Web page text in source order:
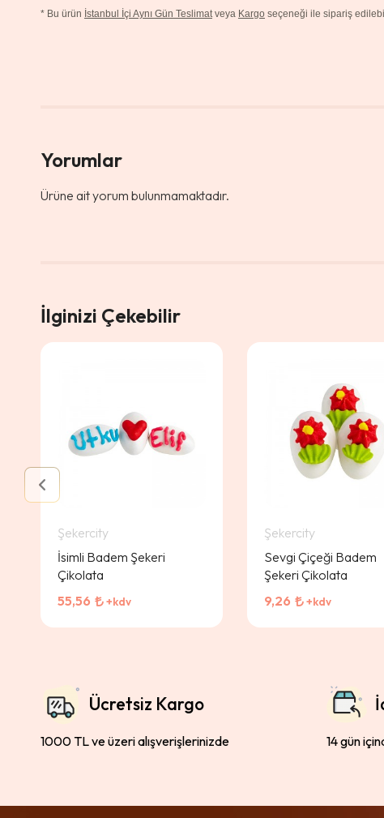
* Bu ürün İstanbul İçi Aynı Gün Teslimatveya Kargo seçeneği ile sipariş
Yorumlar
Ürüne ait yorum bulunmamaktadır.
İlginizi Çekebilir
Şekercity
İsimli Badem Şekeri
Çikolata
55,56
+kdv
Şekercity
Sevgi Çiçeği Badem
Şekeri Çikolata
9,26
+kdv
Ücretsiz Kargo
1000 TL ve üzeri alışverişlerinizde 14 gün